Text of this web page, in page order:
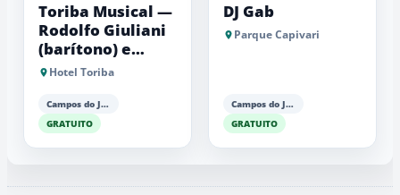
Toriba Musical —
Rodolfo Giuliani
(barítono) e
Antonio Luiz
Hotel Toriba
Campos do Jordão
GRATUITO
DJ Gab
Parque Capivari
Campos do Jordão
GRATUITO